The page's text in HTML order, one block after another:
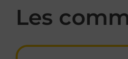
Les